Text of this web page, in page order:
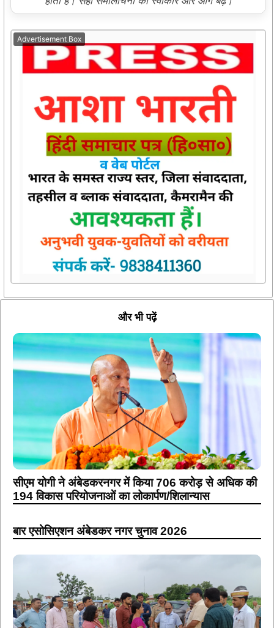
Advertisement Box
और भी पढ़ें
सीएम योगी ने अंबेडकरनगर में किया 706 करोड़ से अधिक की
194 विकास परियोजनाओं का लोकार्पण/शिलान्यास
बार एसोसिएशन अंबेडकर नगर चुनाव 2026